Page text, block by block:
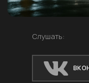
Слушать: